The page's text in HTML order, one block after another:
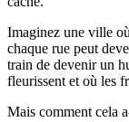
Imaginez une ville
chaque rue peut
train de devenir un
fleurissent et où les
Mais comment cela